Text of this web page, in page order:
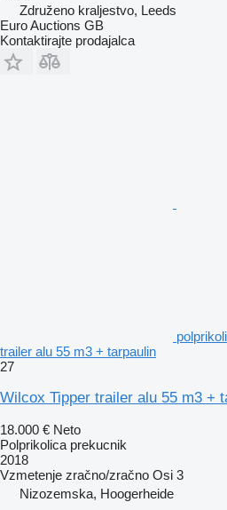
Združeno kraljestvo, Leeds
Euro Auctions GB
Kontaktirajte prodajalca
trailer alu 55 m3 + tarpaulin
27
Wilcox Tipper trailer alu 55 m3 +
18.000 € Neto
Polprikolica prekucnik
2018
Vzmetenje zračno/zračno Osi 3
Nizozemska, Hoogerheide